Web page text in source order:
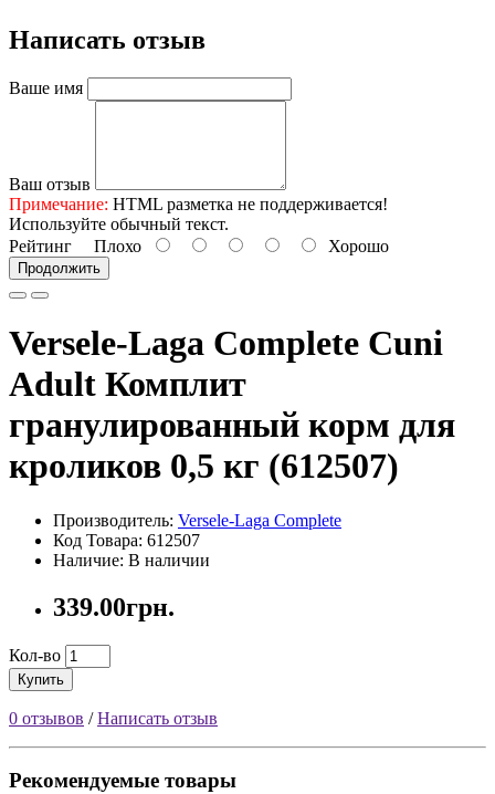
Написать отзыв
Ваше имя
Ваш отзыв
Примечание: HTML разметка не поддерживается!
Используйте обычный текст.
Рейтинг Плохо Хорошо
Продолжить
Versele-Laga Complete Cuni
Adult Комплит
гранулированный корм для
кроликов 0,5 кг (612507)
Производитель: Versele-Laga Complete
Код Товара: 612507
Наличие: В наличии
339.00грн.
Кол-во
Купить
0 отзывов /Написать отзыв
Рекомендуемые товары